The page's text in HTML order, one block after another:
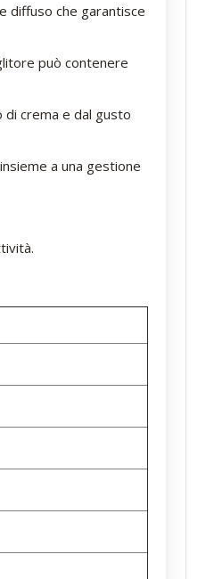
diffuso che garantisce
può contenere
crema e dal gusto
a una gestione